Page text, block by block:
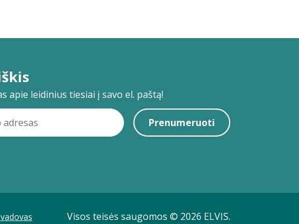
apie leidinius tiesiai į savo el. paštą!
Prenumeruoti
Visos teisės saugomos © 2026 ELVIS.